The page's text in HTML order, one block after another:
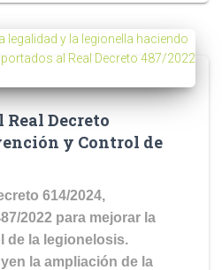
Decreto
y Control de
614/2024,
2022 para mejorar la
de la legionelosis.
la ampliación de la